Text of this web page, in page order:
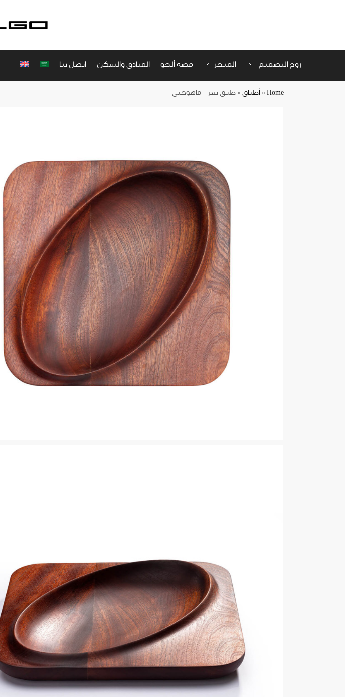
روح التصميم المتجر قصة ألجو الفنادق والسكن اتصل بنا
Home
» أطباق »طبق ثغر – ماهوجني